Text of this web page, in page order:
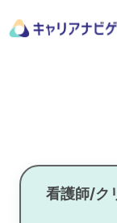
看護師/ク